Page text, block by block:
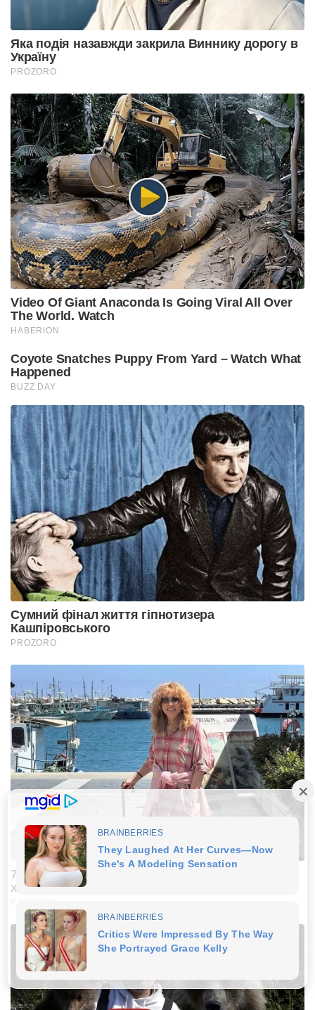
Яка подія назавжди закрила Виннику дорогу в
Україну
PROZORO
Video Of Giant Anaconda Is Going Viral All Over
The World. Watch
HABERION
Coyote Snatches Puppy From Yard – Watch What
Happened
BUZZ DAY
Сумний фінал життя гіпнотизера
Кашпіровського
PROZORO
77-річна Пугачова чесно відповіла, чому
ходить із ціпком